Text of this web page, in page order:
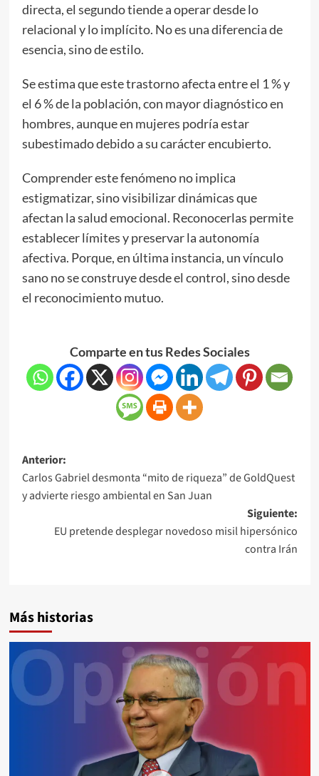
directa, el segundo tiende a operar desde lo
relacional y lo implícito. No es una diferencia de
esencia, sino de estilo.
Se estima que este trastorno afecta entre el 1 % y
el 6 % de la población, con mayor diagnóstico en
hombres, aunque en mujeres podría estar
subestimado debido a su carácter encubierto.
Comprender este fenómeno no implica
estigmatizar, sino visibilizar dinámicas que
afectan la salud emocional. Reconocerlas permite
establecer límites y preservar la autonomía
afectiva. Porque, en última instancia, un vínculo
sano no se construye desde el control, sino desde
el reconocimiento mutuo.
Comparte en tus Redes Sociales
Anterior:
Carlos Gabriel desmonta “mito de riqueza” de GoldQuest
y advierte riesgo ambiental en San Juan
Siguiente:
EU pretende desplegar novedoso misil hipersónico
contra Irán
Más historias